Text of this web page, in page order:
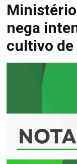
nega
cultivo